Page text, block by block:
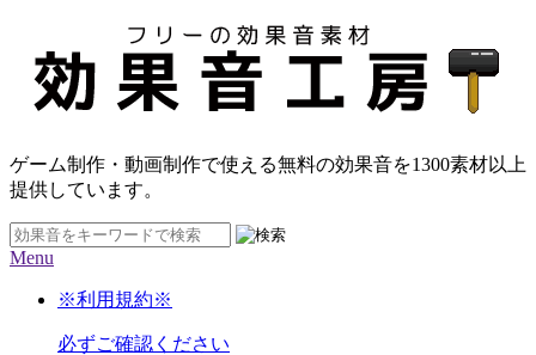
ゲーム制作・動画制作で使える無料の効果音を1300素材以上
提供しています。
Menu
※利用規約※
必ずご確認ください